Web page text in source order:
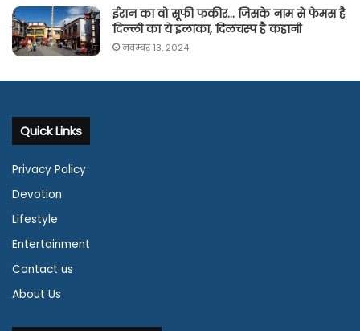
ईरान का वो सूफी फकीर… जिसके नाम से फेमस है
दिल्ली का ये इलाका, दिलचस्प है कहानी
नवम्बर 13, 2024
Quick Links
Privacy Policy
Devotion
Lifestyle
Entertainment
Contact us
About Us